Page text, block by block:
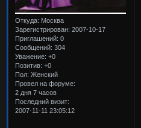
Откуда: Москва
Зарегистрирован: 2007-10-17
Приглашений: 0
Сообщений: 304
Уважение: +0
Позитив: +0
Пол: Женский
Провел на форуме:
2 дня 7 часов
Последний визит:
2007-11-11 23:05:12